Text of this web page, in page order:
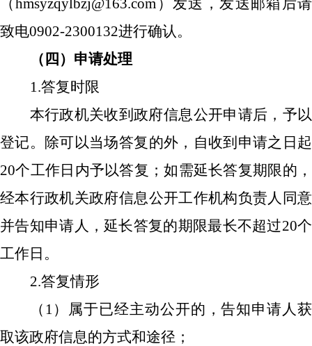
（hmsyzqylbzj@163.com ）发送，发送邮箱后请
致电0902-2300132进行确认。
（四）申请处理
1.答复时限
本行政机关收到政府信息公开申请后，予以
登记。除可以当场答复的外，自收到申请之日起
20个工作日内予以答复；如需延长答复期限的，
经本行政机关政府信息公开工作机构负责人同意
并告知申请人，延长答复的期限最长不超过20个
工作日。
2.答复情形
（ 1）属于已经主动公开的，告知申请人获
取该政府信息的方式和途径；